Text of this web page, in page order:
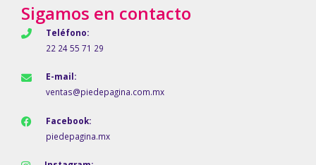
Sigamos en contacto
Teléfono:
22 24 55 71 29
E-mail:
ventas@piedepagina.com.mx
Facebook:
piedepagina.mx